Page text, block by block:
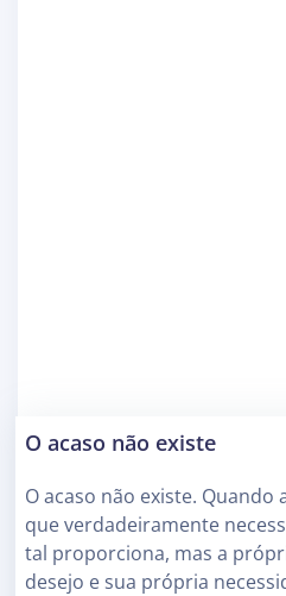
O acaso não existe
O acaso não existe.
que verdadeiramente
tal proporciona, mas a
desejo e sua própria